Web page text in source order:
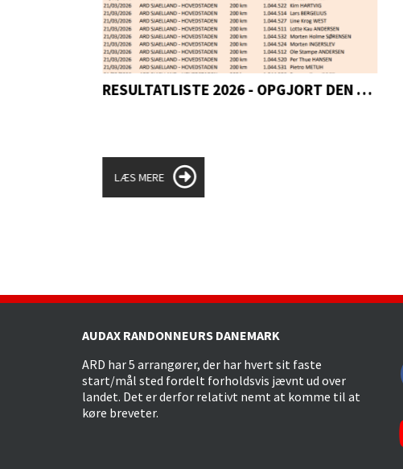
RESULTATLISTE 2026 - OPGJORT DEN 06. JUNI
LÆS MERE
AUDAX RANDONNEURS DANEMARK
ARD har 5 arrangører, der har hvert sit faste
start/mål sted fordelt forholdsvis jævnt ud over
landet. Det er derfor relativt nemt at komme til at
køre breveter.